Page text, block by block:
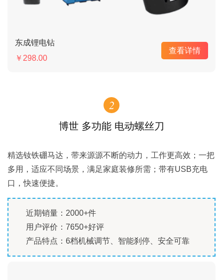
东成锂电钻
￥298.00
查看详情
2
博世 多功能 电动螺丝刀
精选钕铁硼马达，带来源源不断的动力，工作更高效；一把
多用，适应不同场景，满足家庭装修所需；带有USB充电
口，快速便捷。
近期销量：2000+件
用户评价：7650+好评
产品特点：6档机械调节、智能刹停、安全可靠